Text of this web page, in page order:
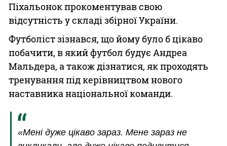
Піхальонок прокоментував свою
відсутність у складі збірної України.
Футболіст зізнався, що йому було б цікаво
побачити, в який футбол будує Андреа
Мальдера, а також дізнатися, як проходять
тренування під керівництвом нового
наставника національної команди.
«Мені дуже цікаво зараз. Мене зараз не